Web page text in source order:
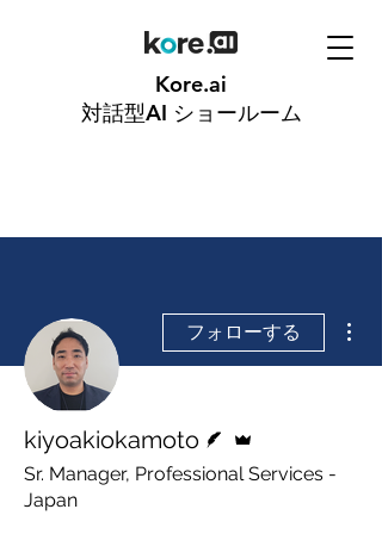
Kore.ai
対話型AI ショールーム
フォローする
kiyoakiokamoto
Sr. Manager, Professional Services -
Japan